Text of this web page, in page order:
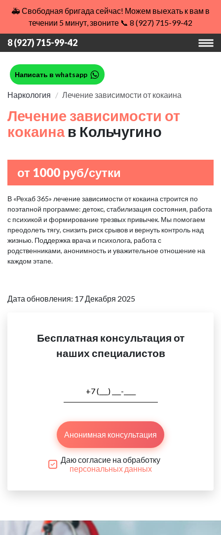
🚑 Свободная бригада сейчас! Можем выехать к вам в
течении 5 минут, звоните 📞 8 (927) 715-99-42
8 (927) 715-99-42
Написать в whatsapp
Наркология Лечение зависимости от кокаина
Лечение зависимости от
кокаина в Кольчугино
от 1000 руб/сутки
В «Рехаб 365» лечение зависимости от кокаина строится по
поэтапной программе: детокс, стабилизация состояния, работа
с психикой и формирование трезвых привычек. Мы помогаем
преодолеть тягу, снизить риск срывов и вернуть контроль над
жизнью. Поддержка врача и психолога, работа с
родственниками, анонимность и уважительное отношение на
каждом этапе.
Дата обновления: 17 Декабря 2025
Бесплатная консультация от
наших специалистов
Анонимная консультация
Даю согласие на обработку
персональных данных